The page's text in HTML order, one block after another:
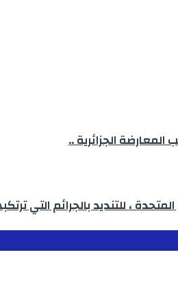
الجزائرية ..
، للتنديد بالجرائم التي